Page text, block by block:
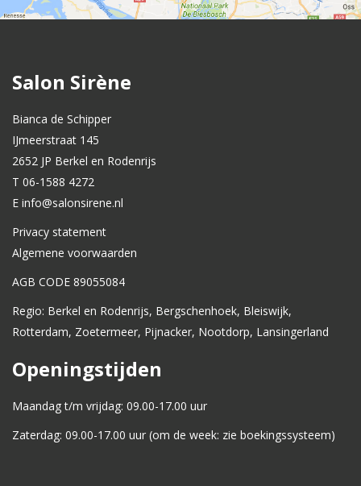
Salon Sirène
Bianca de Schipper
IJmeerstraat 145
2652 JP Berkel en Rodenrijs
T 06-1588 4272
E info@salonsirene.nl
Privacy statement
Algemene voorwaarden
AGB CODE 89055084
Regio: Berkel en Rodenrijs, Bergschenhoek, Bleiswijk,
Rotterdam, Zoetermeer, Pijnacker, Nootdorp, Lansingerland
Openingstijden
Maandag t/m vrijdag: 09.00-17.00 uur
Zaterdag: 09.00-17.00 uur (om de week: zie boekingssysteem)